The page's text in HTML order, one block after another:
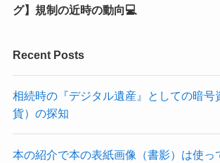
グ】規制の近時の動向💻
Recent Posts
相続時の『デジタル遺産』としての暗号
貨）の探知
本の紹介で本の表紙画像（書影）は使っ